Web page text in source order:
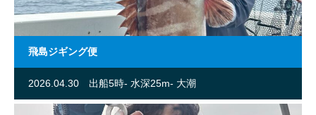
飛島ジギング便
2026.04.30 出船5時- 水深25m- 大潮